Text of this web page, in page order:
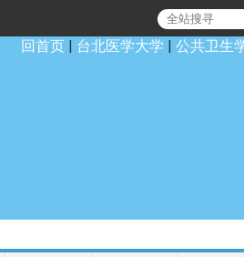
回首页 | 台北医学大学 | 公共卫生